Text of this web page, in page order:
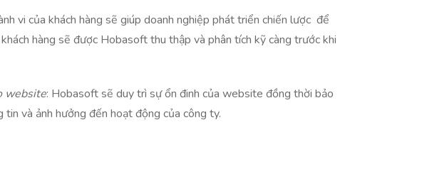
vi của khách hàng sẽ giúp doanh nghiệp phát triển chiến lược để
hàng sẽ được Hobasoft thu thập và phân tích kỹ càng trước khi
website: Hobasoft sẽ duy trì sự ổn đinh của website đồng thời bảo
và ảnh hưởng đến hoạt động của công ty.